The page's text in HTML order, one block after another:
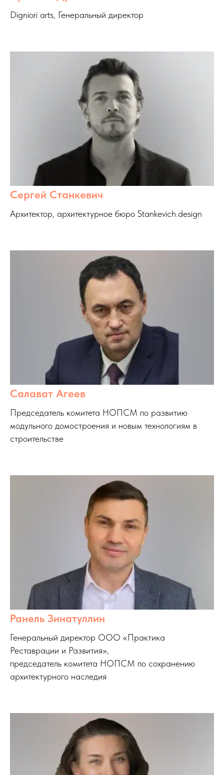
Digniori arts, Генеральный директор
Сергей Станкевич
Архитектор, архитектурное бюро Stankevich.design
Салават Агеев
Председатель комитета НОПСМ по развитию
модульного домостроения и новым технологиям в
строительстве
Ранель Зинатуллин
Генеральный директор ООО «Практика
Реставрации и Развития»,
председатель комитета НОПСМ по сохранению
архитектурного наследия